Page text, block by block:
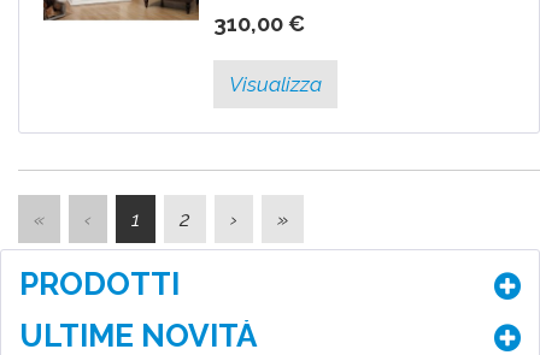
310,00 €
Visualizza
« ‹ 1 2 › »
PRODOTTI
ULTIME NOVITÀ